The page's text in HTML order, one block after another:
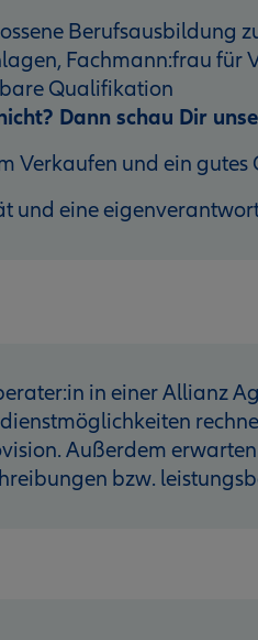
Berufsausbildung
Fachmann:frau für
Qualifikation
Dann schau Dir
Verkaufen und ein
und eine
in einer Allianz
Außerdem
bzw.